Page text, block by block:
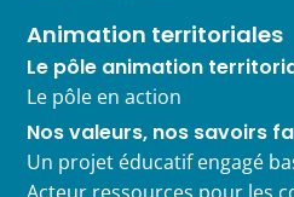
Animation territoriales
Le pôle animation
Le pôle en action
Nos valeurs, nos savoirs
Un projet éducatif engagé
Acteur ressources pour les